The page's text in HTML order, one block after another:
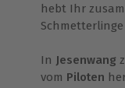
hebt Ihr
In Jesenwang
vom Piloten